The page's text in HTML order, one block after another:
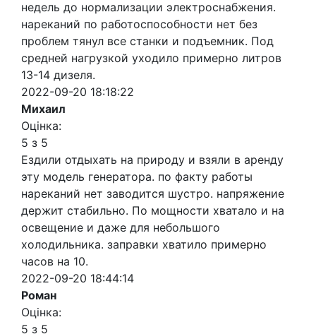
недель до нормализации электроснабжения.
нареканий по работоспособности нет без
проблем тянул все станки и подъемник. Под
средней нагрузкой уходило примерно литров
13-14 дизеля.
2022-09-20 18:18:22
Михаил
Оцінка:
5 з 5
Ездили отдыхать на природу и взяли в аренду
эту модель генератора. по факту работы
нареканий нет заводится шустро. напряжение
держит стабильно. По мощности хватало и на
освещение и даже для небольшого
холодильника. заправки хватило примерно
часов на 10.
2022-09-20 18:44:14
Роман
Оцінка:
5 з 5